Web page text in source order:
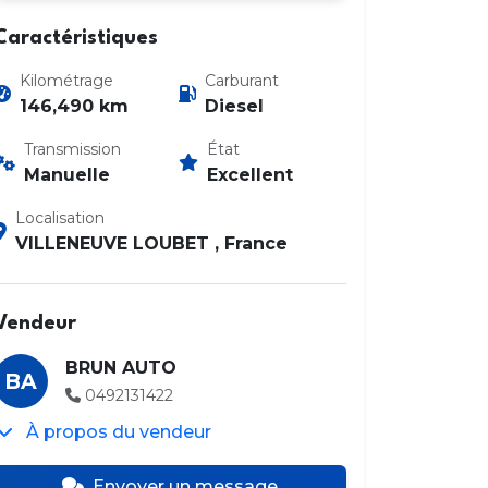
Kilométrage
146,490 km
Carburant
Diesel
Transmission
Manuelle
État
Excellent
Localisation
VILLENEUVE LOUBET , France
BA
BRUN AUTO
0492131422
À propos du vendeur